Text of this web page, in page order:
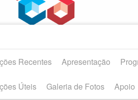
Recentes Apresentação
Úteis Galeria de Fotos Apoio